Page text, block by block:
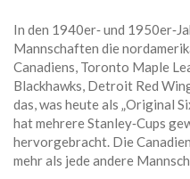
In den 1940er‑ und
Mannschaften die
Canadiens, Toronto Maple
Blackhawks, Detroit Red
das, was heute als „Original
hat mehrere Stanley‑Cups
hervorgebracht. Die
mehr als jede andere